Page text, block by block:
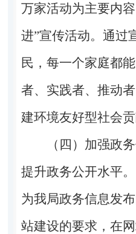
万家活动为主要内
进”宣传活动。通过
民，每一个家庭都
者、实践者、推动
建环境友好型社会贡
（四）加强政
提升政务公开水平
为我局政务信息发
站建设的要求，在